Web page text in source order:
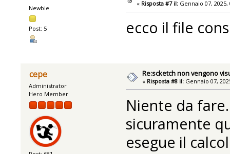
Newbie
Post: 5
« Risposta #7 il: Gennaio 07, 2025,
ecco il file
cepe
Administrator
Hero Member
Re:scketch non vengono
« Risposta #8 il: Gennaio 07,
Niente da
sicuramente
esegue il